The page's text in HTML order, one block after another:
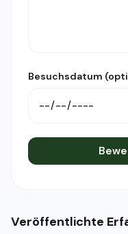
Besuchsdatum
Veröffentlichte